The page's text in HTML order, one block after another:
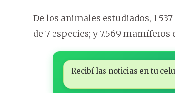
De los animales estudiados,
de 7 especies; y 7.569 mamíferos
Recibí las noticias en tu